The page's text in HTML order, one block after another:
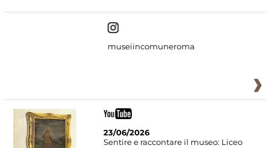
museiincomuneroma
23/06/2026
Sentire e raccontare il museo: Liceo